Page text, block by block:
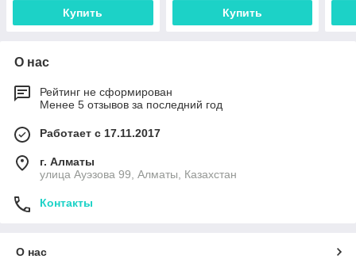
Купить Купить
О нас
Рейтинг не сформирован
Менее 5 отзывов за последний год
Работает с 17.11.2017
г. Алматы
улица Ауэзова 99, Алматы, Казахстан
Контакты
О нас